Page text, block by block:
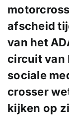
afscheid
van het
circuit van
sociale
crosser
kijken op